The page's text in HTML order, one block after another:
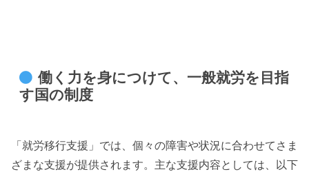
働く力を身につけて、一般就労を目指
す国の制度
「就労移行支援」では、個々の障害や状況に合わせてさま
ざまな支援が提供されます。主な支援内容としては、以下